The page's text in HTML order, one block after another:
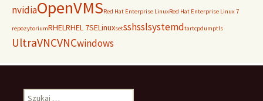
nvidiaOpenVMSRed Hat Enterprise LinuxRed Hat Enterprise Linux 7
repozytoriumRHELRHEL 7SELinuxsetsshsslsystemdtartcpdumptls
UltraVNCVNCwindows
Szukaj: